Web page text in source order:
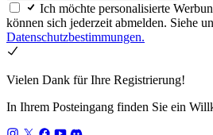
Ich möchte personalisierte
können sich jederzeit abmelden. Siehe
Datenschutzbestimmungen.
Vielen Dank für Ihre Registrierung!
In Ihrem Posteingang finden Sie ein